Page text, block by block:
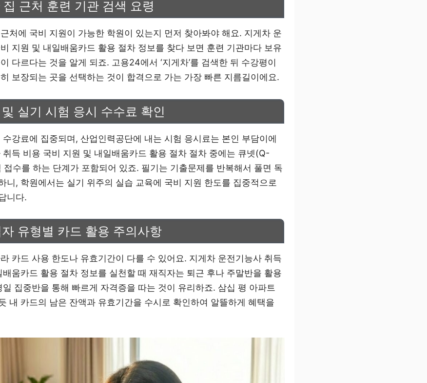
근처 훈련 기관 검색 요령
처에 국비 지원이 가능한 학원이 있는지 먼저 찾아봐야 해요. 지게차 운
지원 및 내일배움카드 활용 절차 정보를 찾다 보면 훈련 기관마다 보유
다르다는 것을 알게 되죠. 고용24에서 ‘지게차’를 검색한 뒤 수강평이
보장되는 곳을 선택하는 것이 합격으로 가는 가장 빠른 지름길이에요.
실기 시험 응시 수수료 확인
강료에 집중되며, 산업인력공단에 내는 시험 응시료는 본인 부담이에
취득 비용 국비 지원 및 내일배움카드 활용 절차 절차 중에는 큐넷(Q-
수를 하는 단계가 포함되어 있죠. 필기는 기출문제를 반복해서 풀면 독
니, 학원에서는 실기 위주의 실습 교육에 국비 지원 한도를 집중적으로
니다.
유형별 카드 활용 주의사항
카드 사용 한도나 유효기간이 다를 수 있어요. 지게차 운전기능사 취득
움카드 활용 절차 정보를 실천할 때 재직자는 퇴근 후나 주말반을 활용
집중반을 통해 빠르게 자격증을 따는 것이 유리하죠. 삼십 평 아파트
내 카드의 남은 잔액과 유효기간을 수시로 확인하여 알뜰하게 혜택을